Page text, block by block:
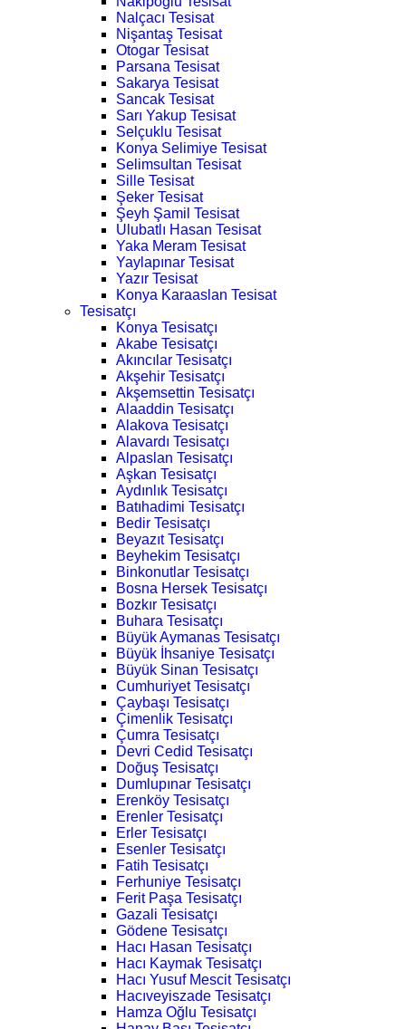
Nalçacı Tesisat
Nişantaş Tesisat
Otogar Tesisat
Parsana Tesisat
Sakarya Tesisat
Sancak Tesisat
Sarı Yakup Tesisat
Selçuklu Tesisat
Konya Selimiye Tesisat
Selimsultan Tesisat
Sille Tesisat
Şeker Tesisat
Şeyh Şamil Tesisat
Ulubatlı Hasan Tesisat
Yaka Meram Tesisat
Yaylapınar Tesisat
Yazır Tesisat
Konya Karaaslan Tesisat
Tesisatçı
Konya Tesisatçı
Akabe Tesisatçı
Akıncılar Tesisatçı
Akşehir Tesisatçı
Akşemsettin Tesisatçı
Alaaddin Tesisatçı
Alakova Tesisatçı
Alavardı Tesisatçı
Alpaslan Tesisatçı
Aşkan Tesisatçı
Aydınlık Tesisatçı
Batıhadimi Tesisatçı
Bedir Tesisatçı
Beyazıt Tesisatçı
Beyhekim Tesisatçı
Binkonutlar Tesisatçı
Bosna Hersek Tesisatçı
Bozkır Tesisatçı
Buhara Tesisatçı
Büyük Aymanas Tesisatçı
Büyük İhsaniye Tesisatçı
Büyük Sinan Tesisatçı
Cumhuriyet Tesisatçı
Çaybaşı Tesisatçı
Çimenlik Tesisatçı
Çumra Tesisatçı
Devri Cedid Tesisatçı
Doğuş Tesisatçı
Dumlupınar Tesisatçı
Erenköy Tesisatçı
Erenler Tesisatçı
Erler Tesisatçı
Esenler Tesisatçı
Fatih Tesisatçı
Ferhuniye Tesisatçı
Ferit Paşa Tesisatçı
Gazali Tesisatçı
Gödene Tesisatçı
Hacı Hasan Tesisatçı
Hacı Kaymak Tesisatçı
Hacı Yusuf Mescit Tesisatçı
Hacıveyiszade Tesisatçı
Hamza Oğlu Tesisatçı